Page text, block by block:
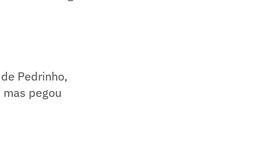
Pedrinho,
pegou